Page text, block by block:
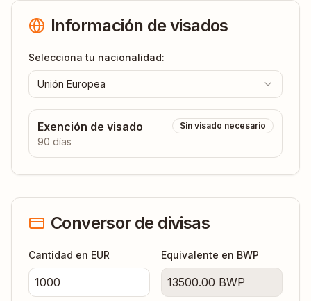
Información de visados
Selecciona tu nacionalidad:
Unión Europea
Exención de visado
90 días
Sin visado necesario
Conversor de divisas
Cantidad en EUR Equivalente en BWP
13500.00 BWP